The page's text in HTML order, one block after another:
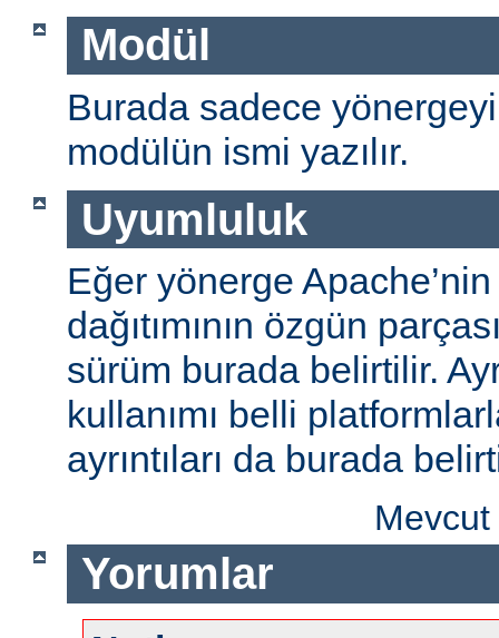
Modül
Burada sadece
modülün ismi yazılır.
Uyumluluk
Eğer yönerge
dağıtımının özgün
sürüm burada belirtilir.
kullanımı belli
ayrıntıları da burada
Yorumlar